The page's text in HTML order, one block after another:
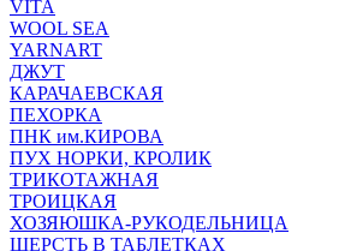
VITA
WOOL SEA
YARNART
ДЖУТ
КАРАЧАЕВСКАЯ
ПЕХОРКА
ПНК им.КИРОВА
ПУХ НОРКИ, КРОЛИК
ТРИКОТАЖНАЯ
ТРОИЦКАЯ
ХОЗЯЮШКА-РУКОДЕЛЬНИЦА
ШЕРСТЬ В ТАБЛЕТКАХ